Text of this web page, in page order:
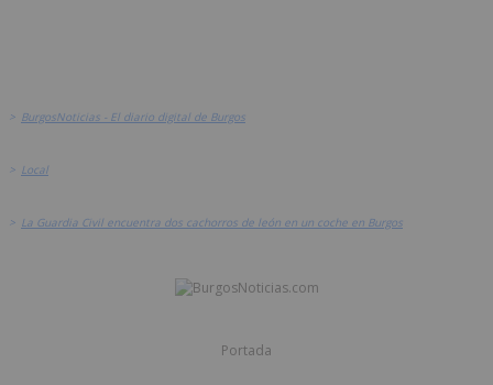
> BurgosNoticias - El diario digital de Burgos
> Local
> La Guardia Civil encuentra dos cachorros de león en un coche en Burgos
Portada